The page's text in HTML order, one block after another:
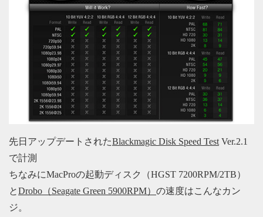
先日アップデートされたBlackmagic Disk Speed Test Ver.2.1
で計測
ちなみにMacProの起動ディスク（HGST 7200RPM/2TB）
とDrobo（Seagate Green 5900RPM） の速度はこんなカン
ジ。